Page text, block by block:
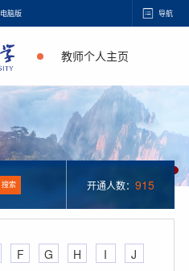
电脑版 导航
教师个人主页
搜索 开通人数： 915
F G H I
J